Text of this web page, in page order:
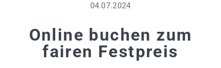
04.07.2024
Online buchen zum
fairen Festpreis